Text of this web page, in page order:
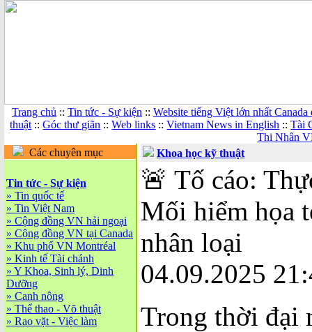
Trang chủ :: Tin tức - Sự kiện :: Website tiếng Việt lớn nhất
thuật ::Góc thư giãn ::Web links ::Vietnam News in English ::Tài
Thi Nhân
Các chuyên mục
Tin tức - Sự kiện
» Tin quốc tế
» Tin Việt Nam
» Cộng đồng VN hải ngoại
» Cộng đồng VN tại Canada
» Khu phố VN Montréal
» Kinh tế Tài chánh
» Y Khoa, Sinh lý, Dinh
Dưỡng
» Canh nông
» Thể thao - Võ thuật
» Rao vặt - Việc làm
Khoa học kỹ thuật
🚨 Tố cáo:
Mối hiểm họa
nhân loại
04.09.2025
Trong thời đại